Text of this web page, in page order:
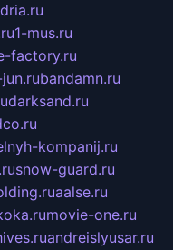
1-mus.ru
factory.ru
bandamn.ru
darksand.ru
kompanij.ru
snow-guard.ru
aalse.ru
movie-one.ru
andreislyusar.ru